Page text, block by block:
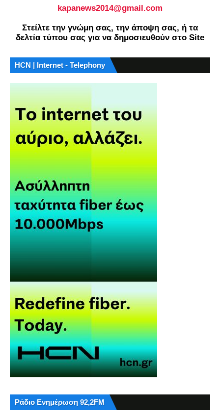
kapanews2014@gmail.com
Στείλτε την γνώμη σας, την άποψη σας, ή τα
δελτία τύπου σας για να δημοσιευθούν στο Site
HCN | Internet - Telephony
Ράδιο Ενημέρωση 92,2FM